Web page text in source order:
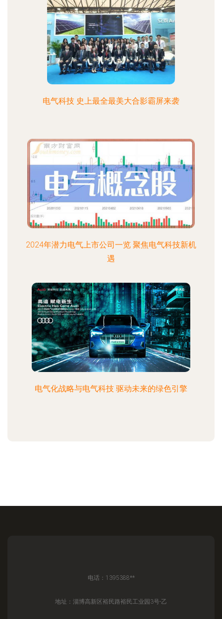
电气科技 史上最全最美大合影霸屏来袭
2024年潜力电气上市公司一览 聚焦电气科技新机
遇
电气化战略与电气科技 驱动未来的绿色引擎
电话：1395388**
地址：淄博高新区裕民路裕民工业园3号-乙